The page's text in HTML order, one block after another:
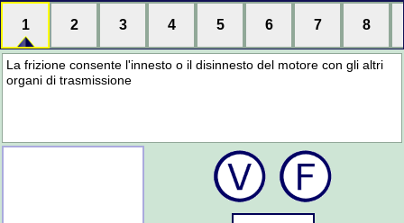
1 2 3 4 5 6 7 8
La frizione consente l'innesto o il disinnesto del motore con gli altri
organi di trasmissione